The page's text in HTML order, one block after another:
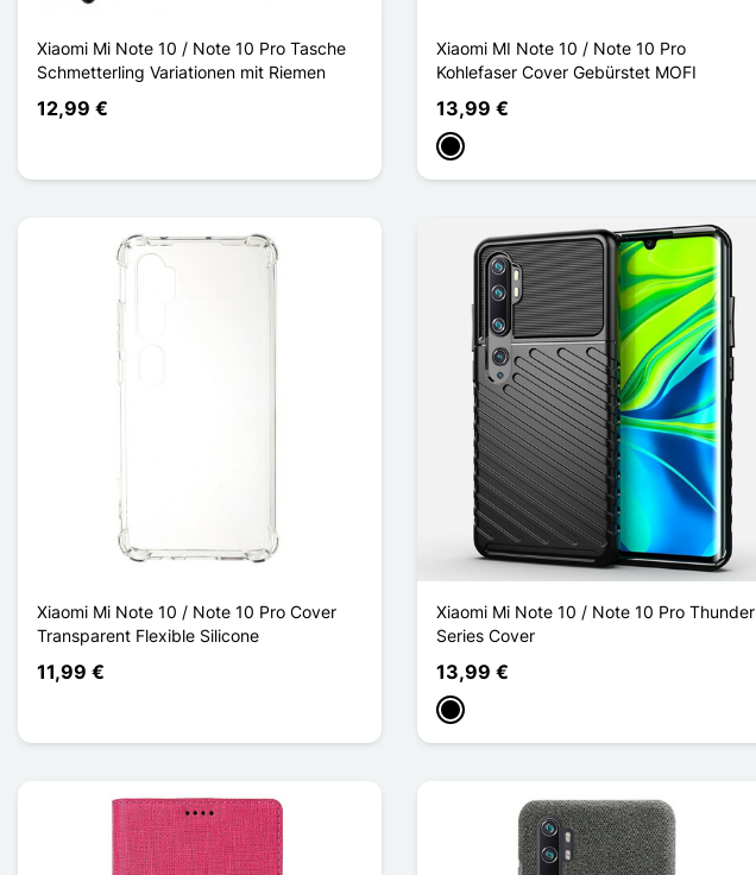
Xiaomi Mi Note 10 / Note 10 Pro Tasche
Schmetterling Variationen mit Riemen
12,99 €
Xiaomi MI Note 10 / Note 10 Pro
Kohlefaser Cover Gebürstet MOFI
13,99 €
Schwarz
Xiaomi Mi Note 10 / Note 10 Pro Cover
Transparent Flexible Silicone
11,99 €
Xiaomi Mi Note 10 / Note 10 Pro Thunder
Series Cover
13,99 €
Schwarz